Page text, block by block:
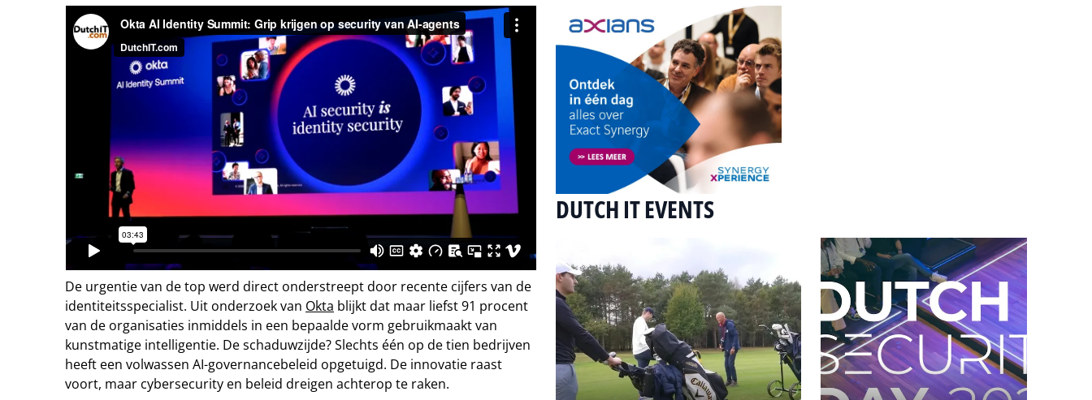
De urgentie van de top werd direct onderstreept door recente cijfers van de
identiteitsspecialist. Uit onderzoek van Okta blijkt dat maar liefst 91 procent
van de organisaties inmiddels in een bepaalde vorm gebruikmaakt van
kunstmatige intelligentie. De schaduwzijde? Slechts één op de tien bedrijven
heeft een volwassen AI-governancebeleid opgetuigd. De innovatie raast
voort, maar cybersecurity en beleid dreigen achterop te raken.
DUTCH IT EVENTS